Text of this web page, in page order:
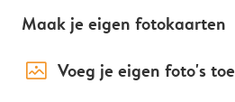
Maak je eigen fotokaarten
image_placeholder Voeg je eigen foto's toe